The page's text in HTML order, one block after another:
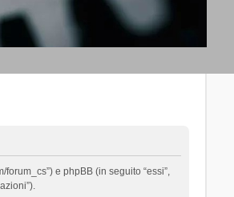
e phpBB (in seguito “essi”,